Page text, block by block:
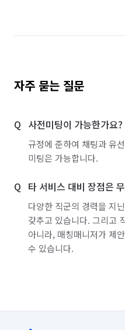
자주 묻는 질문
사전미팅이 가능한가요?
규정에 준하여 채팅과 유
미팅은 가능합니다.
타 서비스 대비 장점은
다양한 직군의 경력을 지
갖추고 있습니다. 그리고
아니라, 매칭매니저가 제
수 있습니다.